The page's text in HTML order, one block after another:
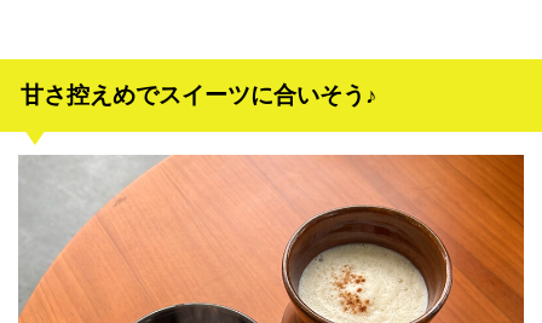
甘さ控えめでスイーツに合いそう♪